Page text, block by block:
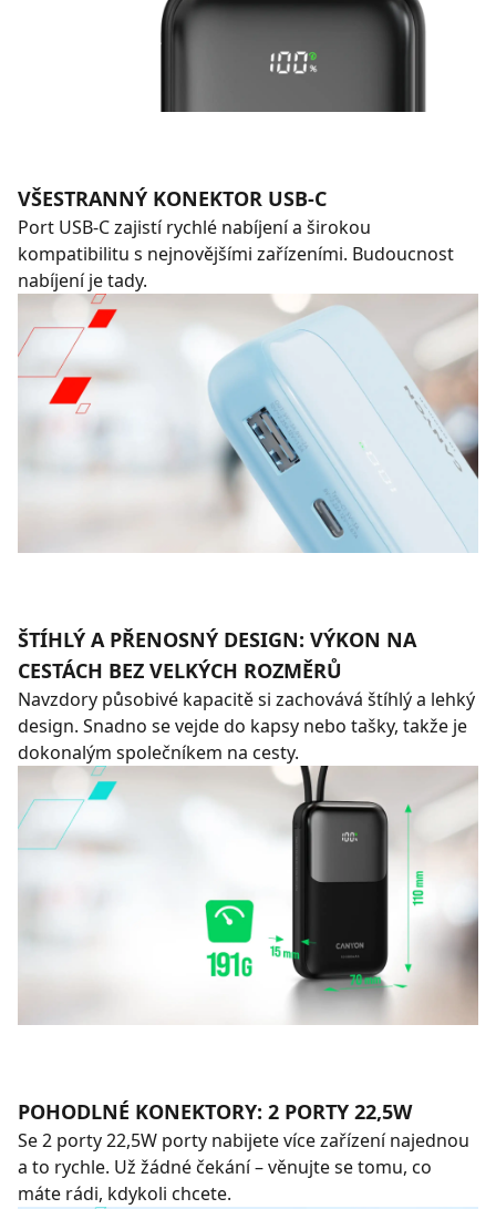
VŠESTRANNÝ KONEKTOR USB-C
Port USB-C zajistí rychlé nabíjení a širokou
kompatibilitu s nejnovějšími zařízeními. Budoucnost
nabíjení je tady.
ŠTÍHLÝ A PŘENOSNÝ DESIGN: VÝKON NA
CESTÁCH BEZ VELKÝCH ROZMĚRŮ
Navzdory působivé kapacitě si zachovává štíhlý a lehký
design. Snadno se vejde do kapsy nebo tašky, takže je
dokonalým společníkem na cesty.
POHODLNÉ KONEKTORY: 2 PORTY 22,5W
Se 2 porty 22,5W porty nabijete více zařízení najednou
a to rychle. Už žádné čekání – věnujte se tomu, co
máte rádi, kdykoli chcete.